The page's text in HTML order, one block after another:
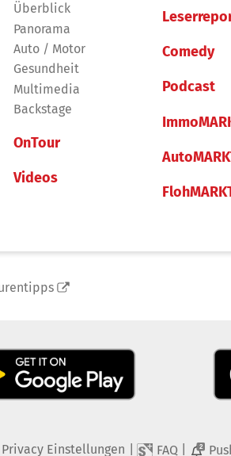
Überblick
Panorama
Auto / Motor
Gesundheit
Multimedia
Backstage
OnTour
Videos
Comedy
Podcast
Privacy Einstellungen FAQ 2